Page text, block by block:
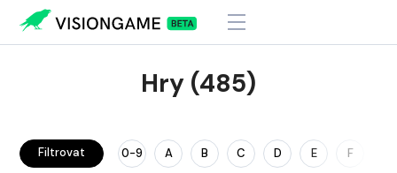
Hry (485)
Filtrovat 0-9 A B C D E F